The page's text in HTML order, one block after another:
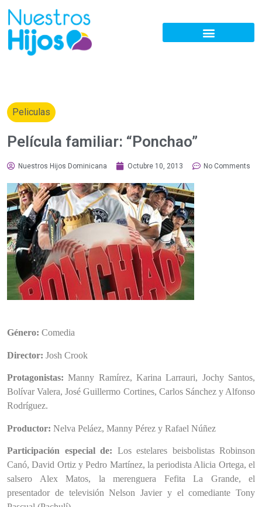
Peliculas
Película familiar: “Ponchao”
Nuestros Hijos Dominicana Octubre 10, 2013 No Comments
Género: Comedia
Director: Josh Crook
Protagonistas: Manny Ramírez, Karina Larrauri, Jochy Santos,
Bolívar Valera, José Guillermo Cortines, Carlos Sánchez y Alfonso
Rodríguez.
Productor: Nelva Peláez, Manny Pérez y Rafael Núñez
Participación especial de: Los estelares beisbolistas Robinson
Canó, David Ortiz y Pedro Martínez, la periodista Alicia Ortega, el
salsero Alex Matos, la merenguera Fefita La Grande, el
presentador de televisión Nelson Javier y el comediante Tony